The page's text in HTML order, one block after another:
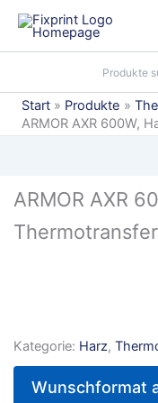
Zum
Inhalt
springen
Start Produkte
ARMOR AXR 600W,
ARMOR AXR
Kategorie: Harz,
Wunschformat